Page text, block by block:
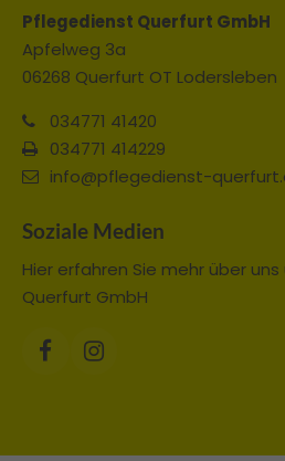
Pflegedienst Querfurt GmbH
Apfelweg 3a
06268 Querfurt OT Lodersleben
034771 41420
034771 414229
info@pflegedienst-
Soziale Medien
Hier erfahren Sie mehr über
Querfurt GmbH